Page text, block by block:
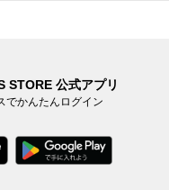
STORE 公式アプリ
でかんたんログイン